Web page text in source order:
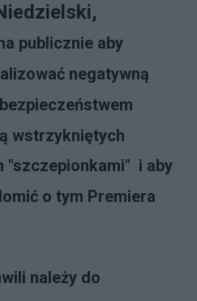
publicznie aby
negatywną
wstrzykniętych
"szczepionkami" i aby
o tym Premiera
należy do